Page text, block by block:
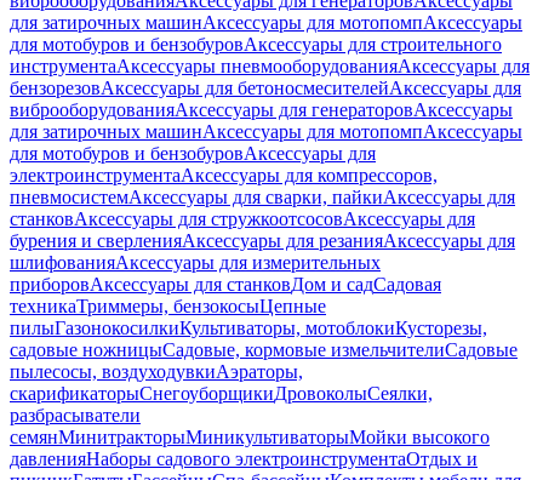
для затирочных машинАксессуары для мотопомпАксессуары
для мотобуров и бензобуровАксессуары для строительного
инструментаАксессуары пневмооборудованияАксессуары для
бензорезовАксессуары для бетоносмесителейАксессуары для
виброоборудованияАксессуары для генераторовАксессуары
для затирочных машинАксессуары для мотопомпАксессуары
для мотобуров и бензобуровАксессуары для
электроинструментаАксессуары для компрессоров,
пневмосистемАксессуары для сварки, пайкиАксессуары для
станковАксессуары для стружкоотсосовАксессуары для
бурения и сверленияАксессуары для резанияАксессуары для
шлифованияАксессуары для измерительных
приборовАксессуары для станковДом и садСадовая
техникаТриммеры, бензокосыЦепные
пилыГазонокосилкиКультиваторы, мотоблокиКусторезы,
садовые ножницыСадовые, кормовые измельчителиСадовые
пылесосы, воздуходувкиАэраторы,
скарификаторыСнегоуборщикиДровоколыСеялки,
разбрасыватели
семянМинитракторыМиникультиваторыМойки высокого
давленияНаборы садового электроинструментаОтдых и